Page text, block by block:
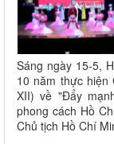
Sáng ngày 15-5,
10 năm thực hiện
XII) về "Đẩy
phong cách Hồ
Chủ tịch Hồ Chí